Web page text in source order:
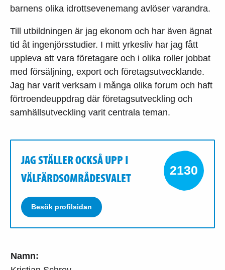
Namn:
barnens olika idrottsevenemang avlöser varandra.
Till utbildningen är jag ekonom och har även ägnat
tid åt ingenjörsstudier. I mitt yrkesliv har jag fått
uppleva att vara företagare och i olika roller jobbat
med försäljning, export och företagsutvecklande.
Jag har varit verksam i många olika forum och haft
förtroendeuppdrag där företagsutveckling och
samhällsutveckling varit centrala teman.
JAG STÄLLER OCKSÅ UPP I
VÄLFÄRDSOMRÅDESVALET
Besök profilsidan
2130